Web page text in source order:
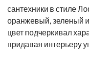
сантехники в стиле
оранжевый, зеленый
цвет подчеркивал
придавая интерьеру